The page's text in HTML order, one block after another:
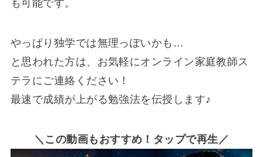
も可能です。
やっぱり独学では無理っぽいかも…
と思われた方は、お気軽にオンライン家庭教師ス
テラにご連絡ください！
最速で成績が上がる勉強法を伝授します♪
＼この動画もおすすめ！タップで再生／